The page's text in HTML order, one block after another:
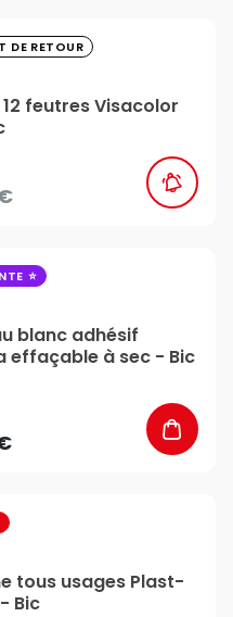
DE RETOUR
12 feutres Visacolor
blanc adhésif
effaçable à sec - Bic
tous usages Plast-
Bic